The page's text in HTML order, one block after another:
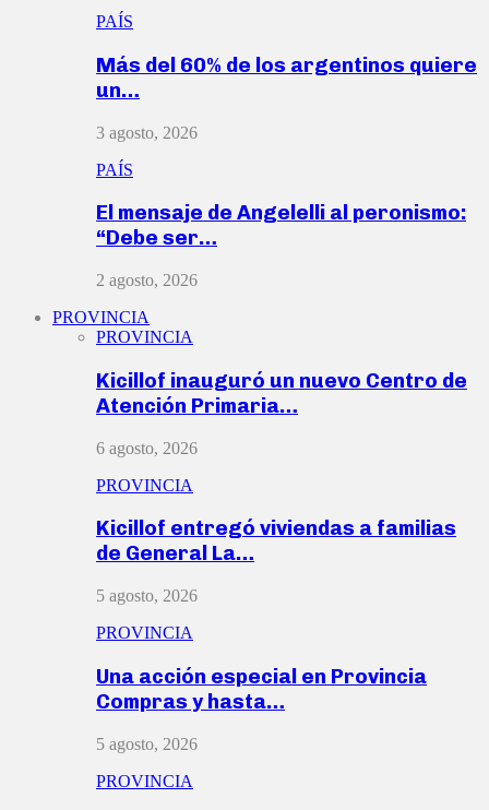
PAÍS
Más del 60% de los argentinos quiere
un…
3 agosto, 2026
PAÍS
El mensaje de Angelelli al peronismo:
“Debe ser…
2 agosto, 2026
PROVINCIA
PROVINCIA
Kicillof inauguró un nuevo Centro de
Atención Primaria…
6 agosto, 2026
PROVINCIA
Kicillof entregó viviendas a familias
de General La…
5 agosto, 2026
PROVINCIA
Una acción especial en Provincia
Compras y hasta…
5 agosto, 2026
PROVINCIA